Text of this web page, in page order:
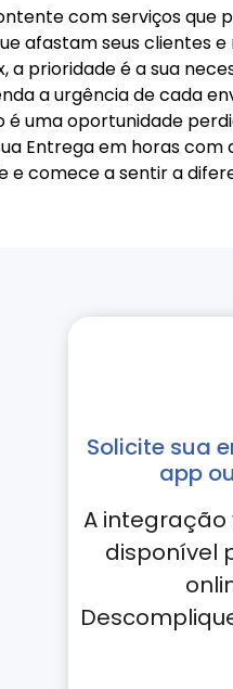
com serviços que
afastam seus clientes
a prioridade é a sua
a urgência de cada
é uma oportunidade
Entrega em horas
e comece a sentir a
Solicite sua
app
A integração
disponível